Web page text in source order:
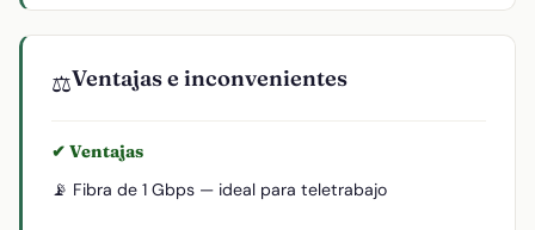
⚖️Ventajas e inconvenientes
✔ Ventajas
📡 Fibra de 1 Gbps — ideal para teletrabajo